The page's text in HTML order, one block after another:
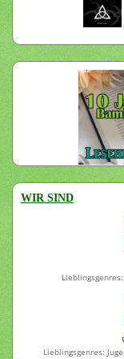
WIR SIND
Lieblingsgenres: